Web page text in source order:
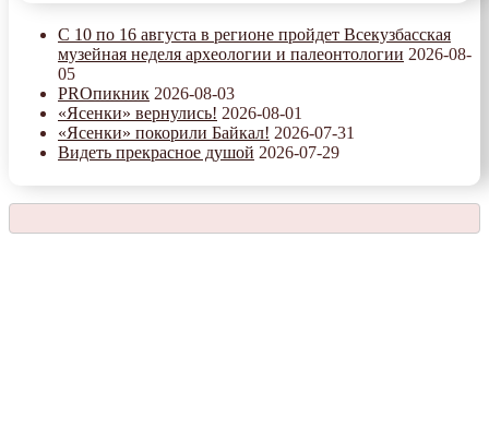
С 10 по 16 августа в регионе пройдет Всекузбасская
музейная неделя археологии и палеонтологии 2026-08-
05
PROпикник 2026-08-03
«Ясенки» вернулись! 2026-08-01
«Ясенки» покорили Байкал! 2026-07-31
Видеть прекрасное душой 2026-07-29